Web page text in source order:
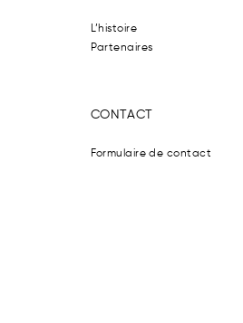
L’histoire
Partenaires
CONTACT
Formulaire de contact